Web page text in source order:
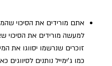
אתם מורידים את הסיכוי
למעשה מורידים את הסיכוי
זוכרים שנרשמו יסווגו את
כמו ג'ימייל נותנים